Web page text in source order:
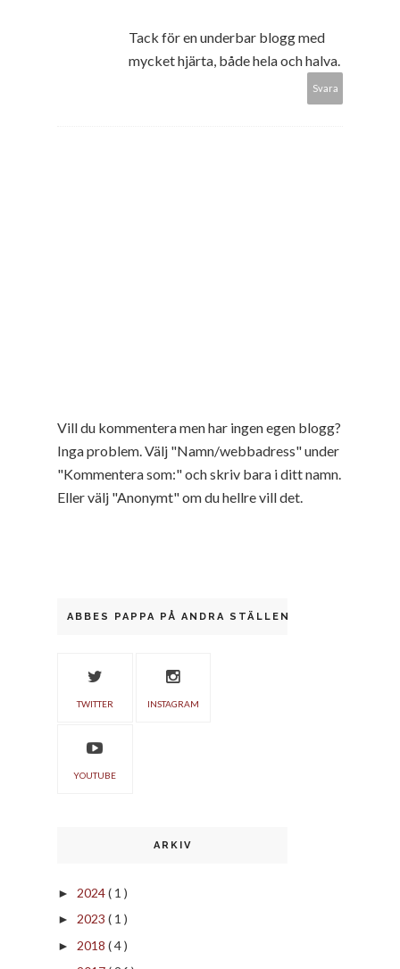
Tack för en underbar blogg med
mycket hjärta, både hela och halva.
Svara
Vill du kommentera men har ingen egen blogg?
Inga problem. Välj "Namn/webbadress" under
"Kommentera som:" och skriv bara i ditt namn.
Eller välj "Anonymt" om du hellre vill det.
ABBES PAPPA PÅ ANDRA STÄLLEN
TWITTER INSTAGRAM
YOUTUBE
ARKIV
► 2024( 1 )
► 2023 ( 1 )
► 2018 ( 4 )